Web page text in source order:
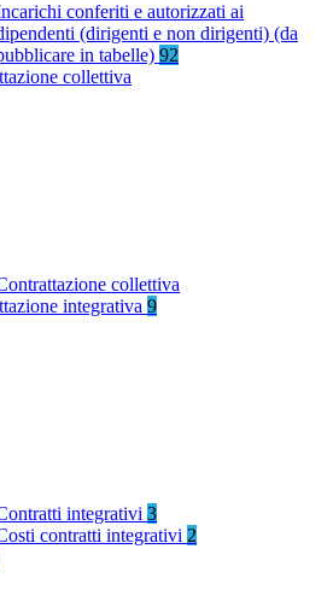
conferiti e autorizzati ai
(dirigenti e non dirigenti) (da
in tabelle) 92
collettiva
collettiva
integrativa 9
integrativi 3
contratti integrativi 2